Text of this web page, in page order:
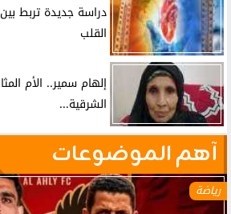
دراسة جديدة تربط
القلب
إلهام سمير.. الأم
الشرقية...
آهم الموضوعات
رياضة